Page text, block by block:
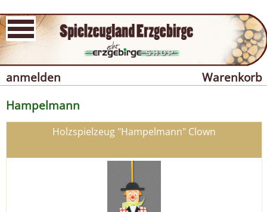
anmelden
Warenkorb
Hampelmann
Holzspielzeug "Hampelmann" Clown